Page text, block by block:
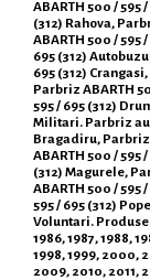
ABARTH 500 / 595
(312) Rahova,
ABARTH 500 / 595
695 (312)
695 (312)
Parbriz ABARTH
595 / 695 (312)
Militari. Parbriz
Bragadiru, Parbriz
ABARTH 500 / 595
(312) Magurele,
ABARTH 500 / 595
595 / 695 (312)
Voluntari. Produse
1986, 1987, 1988,
1998, 1999, 2000,
2009, 2010, 2011,